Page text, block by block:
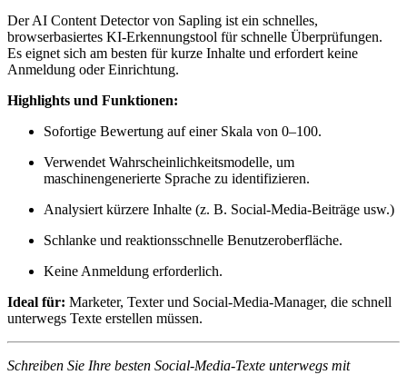
Der AI Content Detector von Sapling ist ein schnelles,
browserbasiertes KI-Erkennungstool für schnelle Überprüfungen.
Es eignet sich am besten für kurze Inhalte und erfordert keine
Anmeldung oder Einrichtung.
Highlights und Funktionen:
Sofortige Bewertung auf einer Skala von 0–100.
Verwendet Wahrscheinlichkeitsmodelle, um
maschinengenerierte Sprache zu identifizieren.
Analysiert kürzere Inhalte (z. B. Social-Media-Beiträge usw.)
Schlanke und reaktionsschnelle Benutzeroberfläche.
Keine Anmeldung erforderlich.
Ideal für: Marketer, Texter und Social-Media-Manager, die schnell
unterwegs Texte erstellen müssen.
Schreiben Sie Ihre besten Social-Media-Texte unterwegs mit